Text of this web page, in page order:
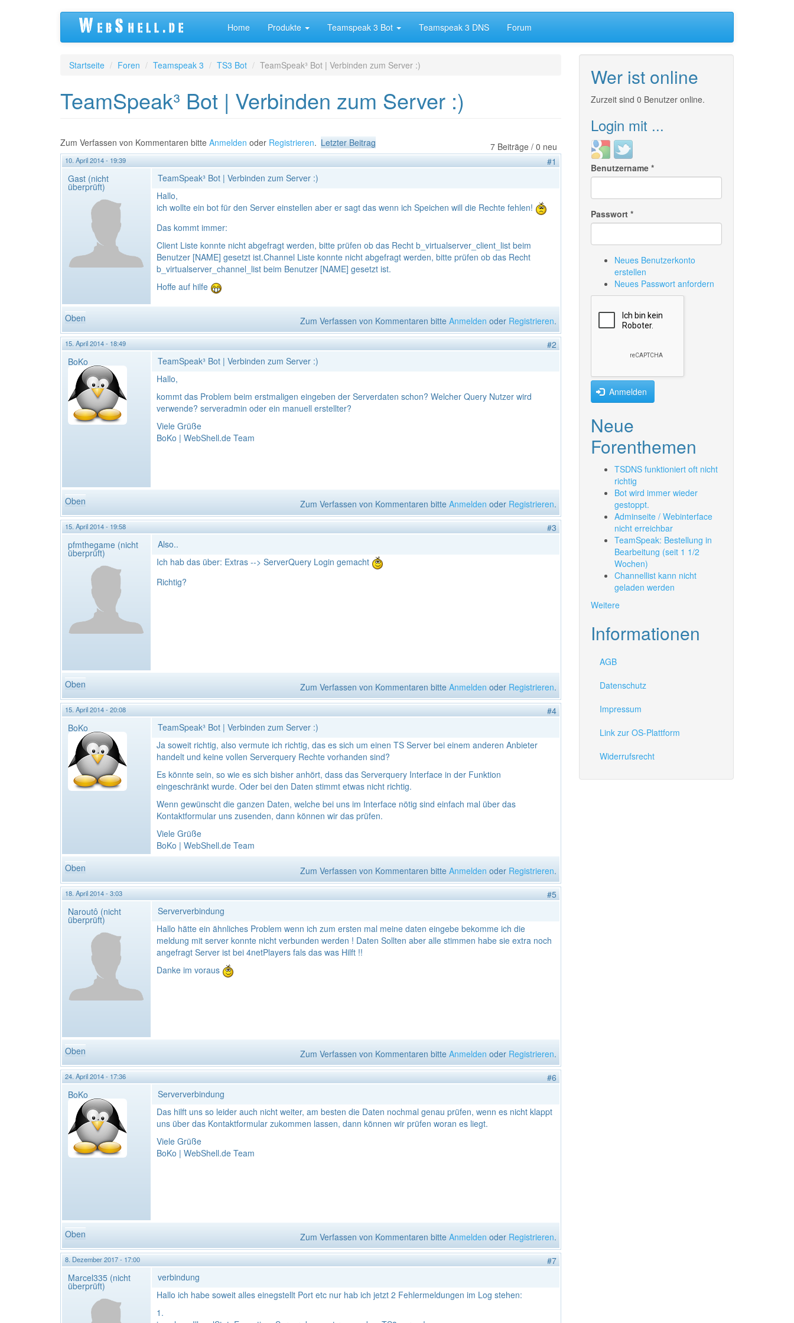
Home Produkte Teamspeak 3 Bot Teamspeak 3 DNS Forum
Startseite Foren Teamspeak 3 TS3 Bot TeamSpeak³ Bot | Verbinden zum Server :)
TeamSpeak³ Bot | Verbinden zum Server :)
7 Beiträge / 0 neu
Zum Verfassen von Kommentaren bitte Anmelden oder Registrieren. Letzter Beitrag
10. April 2014 - 19:39
#1
Gast (nicht
überprüft)
TeamSpeak³ Bot | Verbinden zum Server :)
Hallo,
ich wollte ein bot für den Server einstellen aber er sagt das wenn ich Speichen will die Rechte fehlen!
Das kommt immer:
Client Liste konnte nicht abgefragt werden, bitte prüfen ob das Recht b_virtualserver_client_list beim
Benutzer [NAME] gesetzt ist.Channel Liste konnte nicht abgefragt werden, bitte prüfen ob das Recht
b_virtualserver_channel_list beim Benutzer [NAME] gesetzt ist.
Hoffe auf hilfe
Oben Zum Verfassen von Kommentaren bitte Anmelden oder Registrieren.
15. April 2014 - 18:49
#2
BoKo
TeamSpeak³ Bot | Verbinden zum Server :)
Hallo,
kommt das Problem beim erstmaligen eingeben der Serverdaten schon? Welcher Query Nutzer wird
verwende? serveradmin oder ein manuell erstellter?
Viele Grüße
BoKo | WebShell.de Team
Oben Zum Verfassen von Kommentaren bitte Anmelden oder Registrieren.
15. April 2014 - 19:58
#3
pfmthegame (nicht
überprüft)
Also..
Ich hab das über: Extras --> ServerQuery Login gemacht
Richtig?
Oben Zum Verfassen von Kommentaren bitte Anmelden oder Registrieren.
15. April 2014 - 20:08
#4
BoKo
TeamSpeak³ Bot | Verbinden zum Server :)
Ja soweit richtig, also vermute ich richtig, das es sich um einen TS Server bei einem anderen Anbieter
handelt und keine vollen Serverquery Rechte vorhanden sind?
Es könnte sein, so wie es sich bisher anhört, dass das Serverquery Interface in der Funktion
eingeschränkt wurde. Oder bei den Daten stimmt etwas nicht richtig.
Wenn gewünscht die ganzen Daten, welche bei uns im Interface nötig sind einfach mal über das
Kontaktformular uns zusenden, dann können wir das prüfen.
Viele Grüße
BoKo | WebShell.de Team
Oben
Zum Verfassen von Kommentaren bitte Anmelden oder Registrieren.
18. April 2014 - 3:03
#5
Naroutô (nicht
überprüft)
Serververbindung
Hallo hätte ein ähnliches Problem wenn ich zum ersten mal meine daten eingebe bekomme ich die
meldung mit server konnte nicht verbunden werden ! Daten Sollten aber alle stimmen habe sie extra noch
angefragt Server ist bei 4netPlayers fals das was Hilft !!
Danke im voraus
Oben Zum Verfassen von Kommentaren bitte Anmelden oder Registrieren.
24. April 2014 - 17:36
#6
BoKo
Serververbindung
Das hilft uns so leider auch nicht weiter, am besten die Daten nochmal genau prüfen, wenn es nicht klappt
uns über das Kontaktformular zukommen lassen, dann können wir prüfen woran es liegt.
Viele Grüße
BoKo | WebShell.de Team
Oben Zum Verfassen von Kommentaren bitte Anmelden oder Registrieren.
8. Dezember 2017 - 17:00
#7
Marcel335 (nicht
überprüft)
verbindung
Hallo ich habe soweit alles einegstellt Port etc nur hab ich jetzt 2 Fehlermeldungen im Log stehen:
1.
Wer ist online
Zurzeit sind 0 Benutzer online.
Login mit ...
Login
with
Google
Login
with
Twitter
Benutzername *
Passwort *
Neues Benutzerkonto
erstellen
Neues Passwort anfordern
Anmelden
Neue
Forenthemen
TSDNS funktioniert oft nicht
richtig
Bot wird immer wieder
gestoppt.
Adminseite / Webinterface
nicht erreichbar
TeamSpeak: Bestellung in
Bearbeitung (seit 1 1/2
Wochen)
Channellist kann nicht
geladen werden
Weitere
Informationen
AGB
Datenschutz
Impressum
Link zur OS-Plattform
Widerrufsrecht